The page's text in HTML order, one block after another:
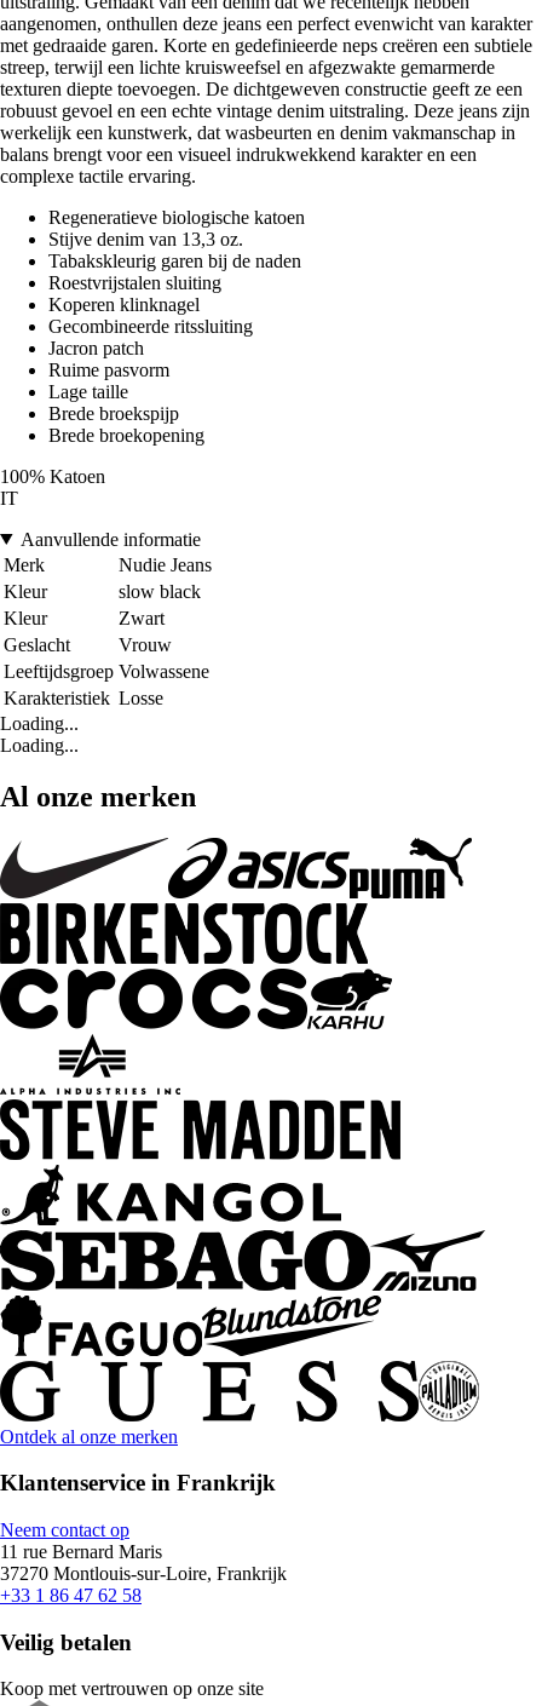
aangenomen, onthullen deze jeans een perfect evenwicht van karakter
met gedraaide garen. Korte en gedefinieerde neps creëren een subtiele
streep, terwijl een lichte kruisweefsel en afgezwakte gemarmerde
texturen diepte toevoegen. De dichtgeweven constructie geeft ze een
robuust gevoel en een echte vintage denim uitstraling. Deze jeans zijn
werkelijk een kunstwerk, dat wasbeurten en denim vakmanschap in
balans brengt voor een visueel indrukwekkend karakter en een
complexe tactile ervaring.
Regeneratieve biologische katoen
Stijve denim van 13,3 oz.
Tabakskleurig garen bij de naden
Roestvrijstalen sluiting
Koperen klinknagel
Gecombineerde ritssluiting
Jacron patch
Ruime pasvorm
Lage taille
Brede broekspijp
Brede broekopening
100% Katoen
IT
Aanvullende informatie
Merk
Nudie Jeans
Kleur
slow black
Kleur
Zwart
Geslacht
Vrouw
Leeftijdsgroep Volwassene
Karakteristiek Losse
Loading...
Loading...
Al onze merken
Ontdek al onze merken
Klantenservice in Frankrijk
Neem contact op
11 rue Bernard Maris
37270 Montlouis-sur-Loire, Frankrijk
+33 1 86 47 62 58
Veilig betalen
Koop met vertrouwen op onze site